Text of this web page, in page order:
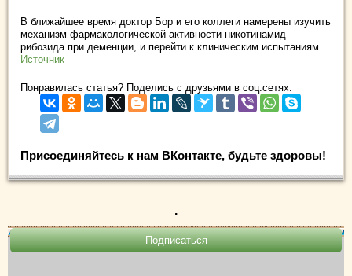
В ближайшее время доктор Бор и его коллеги намерены изучить
механизм фармакологической активности никотинамид
рибозида при деменции, и перейти к клиническим испытаниям.
Источник
Понравилась статья? Поделись с друзьями в соц.сетях:
Присоединяйтесь к нам ВКонтакте, будьте здоровы!
.